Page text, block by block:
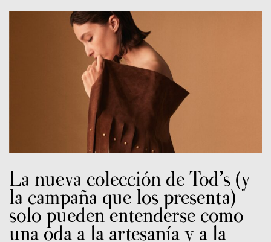
La nueva colección de Tod’s (y
la campaña que los presenta)
solo pueden entenderse como
una oda a la artesanía y a la